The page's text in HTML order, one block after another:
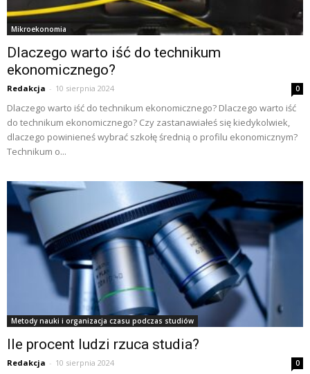
Mikroekonomia
Dlaczego warto iść do technikum
ekonomicznego?
Redakcja - 10 sierpnia 2024 0
Dlaczego warto iść do technikum ekonomicznego? Dlaczego warto iść
do technikum ekonomicznego? Czy zastanawiałeś się kiedykolwiek,
dlaczego powinieneś wybrać szkołę średnią o profilu ekonomicznym?
Technikum o...
Metody nauki i organizacja czasu podczas studiów
Ile procent ludzi rzuca studia?
Redakcja - 10 sierpnia 2024 0